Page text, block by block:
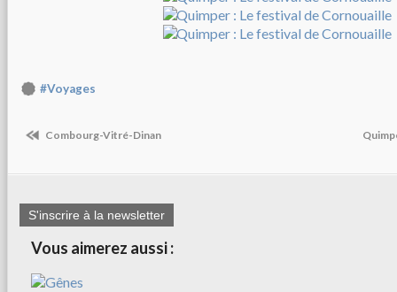
#Voyages
Combourg-Vitré-Dinan
S'inscrire à la newsletter
Vous aimerez aussi :